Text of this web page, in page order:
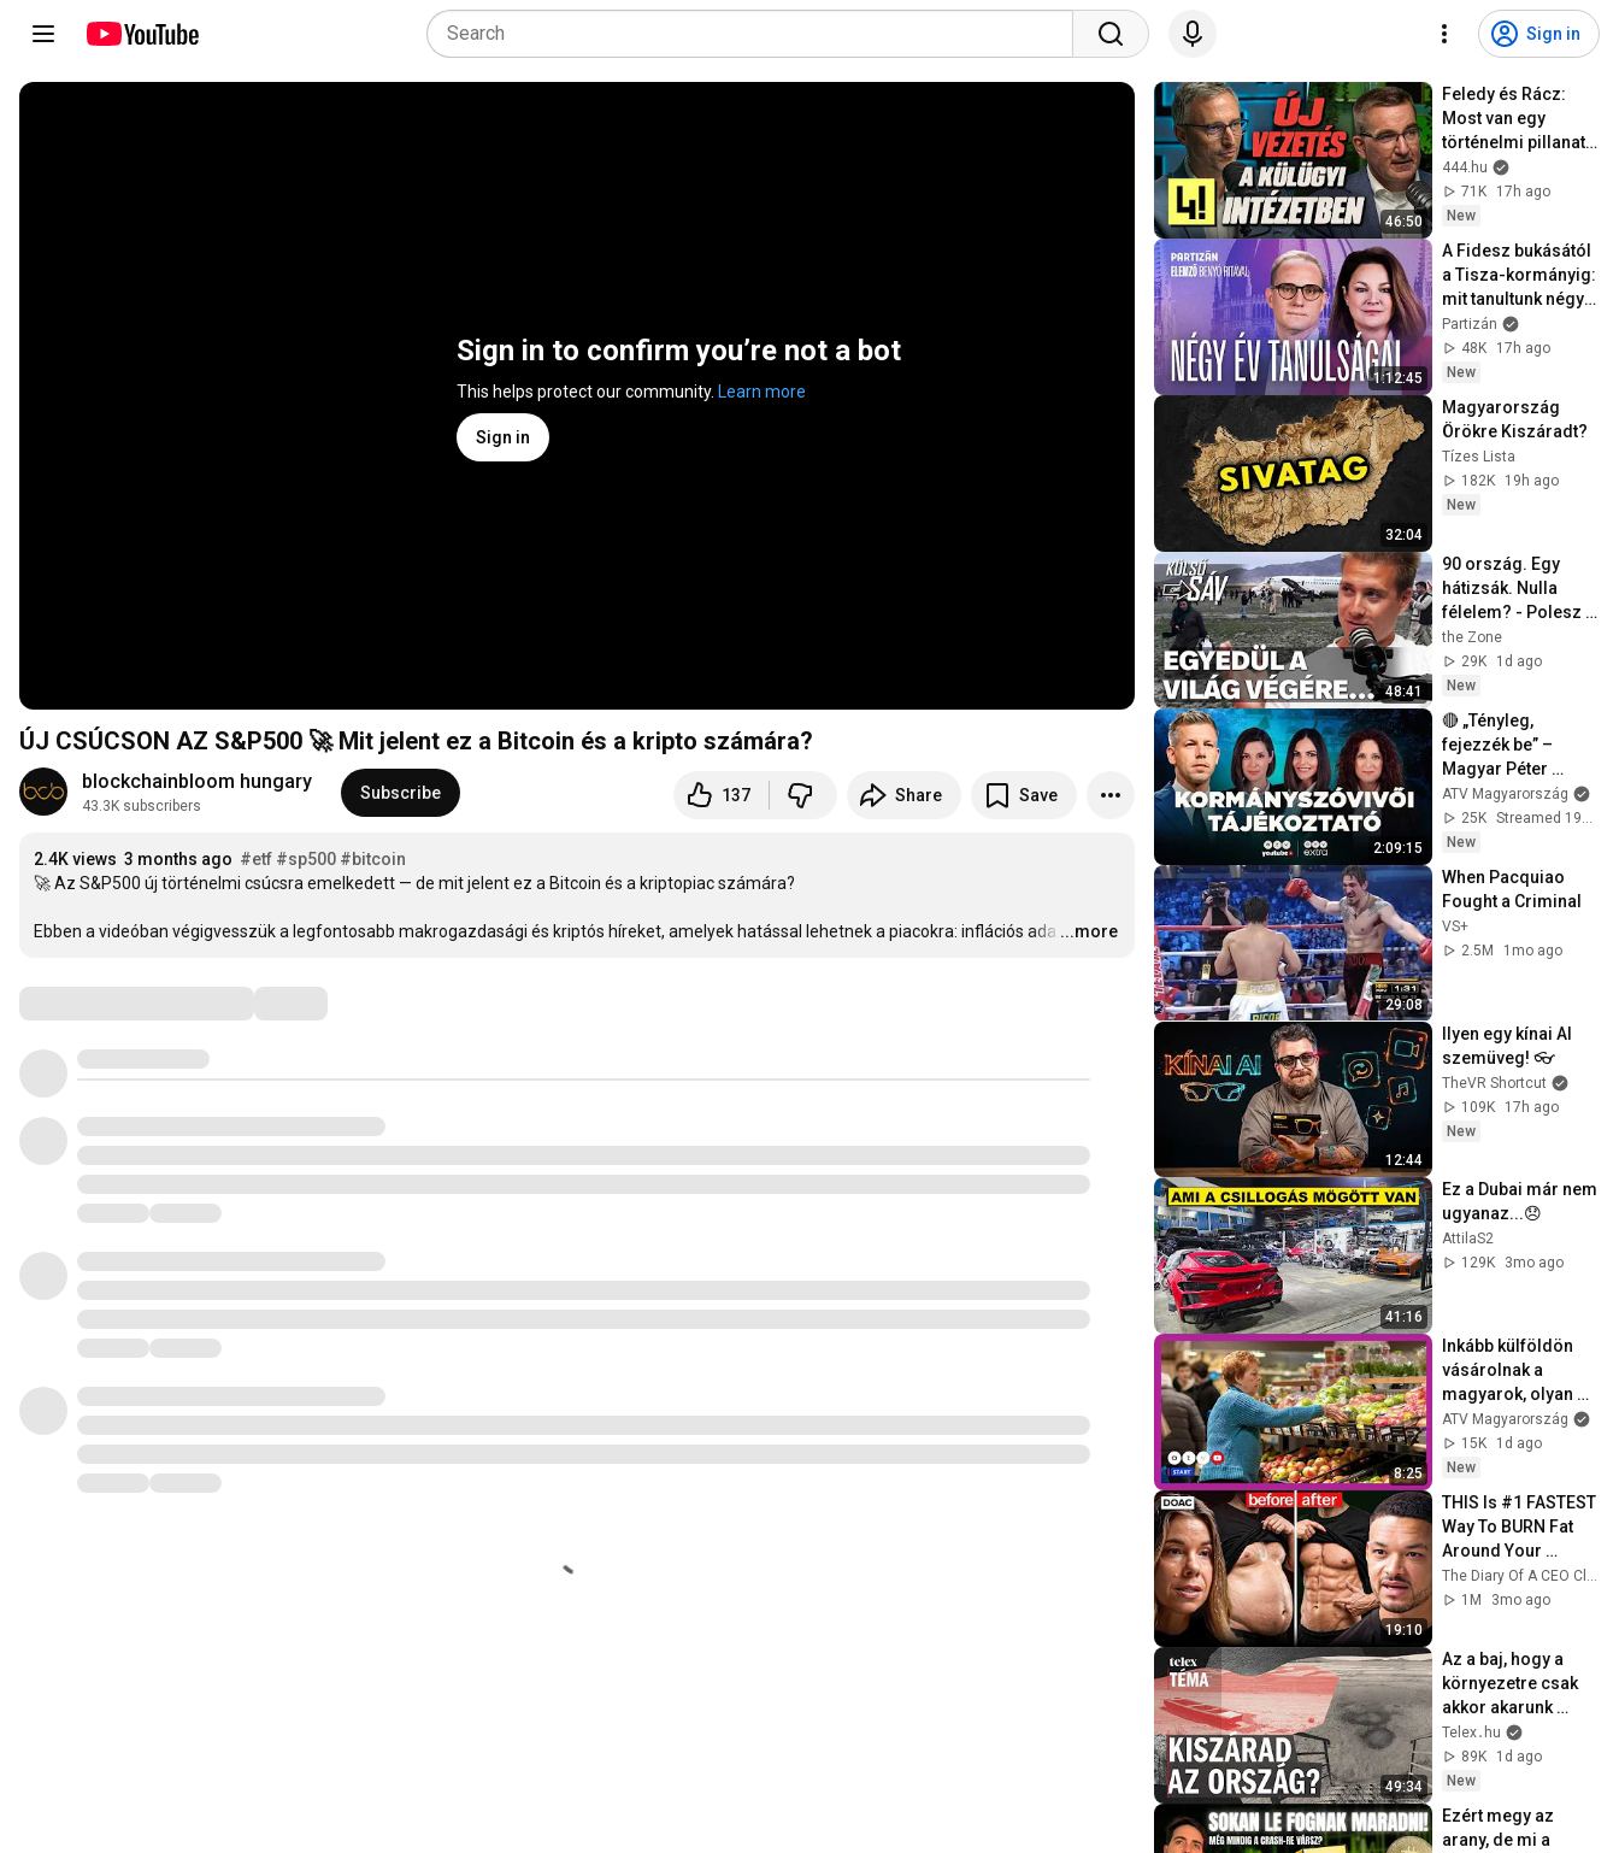
Sign in
Sign in to confirm you’re not a bot
This helps protect our community. Learn more
Sign in
ÚJ CSÚCSON AZ S&P500 🚀 Mit jelent ez a Bitcoin és a kripto számára?
blockchainbloom hungary
43.3K subscribers
Subscribe 137 Share Save
2.4K views 3 months ago #etf #sp500 #bitcoin
🚀 Az S&P500 új történelmi csúcsra emelkedett — de mit jelent ez a Bitcoin és a kriptopiac számára?
Ebben a videóban végigvesszük a legfontosabb makrogazdasági és kriptós híreket, amelyek hatással lehetnek a piacokra: inflációs ada …
...more
46:50
Feledy és Rácz:
Most van egy
történelmi pillanat,
amikor tudjuk
hasznosítani itt a
tudásunkat
444.hu
71K
17h ago
New
1:12:45
A Fidesz bukásától
a Tisza-kormányig:
mit tanultunk négy
év alatt? | Utolsó
Elemző
Partizán
48K
17h ago
New
32:04
Magyarország
Örökre Kiszáradt?
Tízes Lista
182K
19h ago
New
48:41
90 ország. Egy
hátizsák. Nulla
félelem? - Polesz
Ábel világutazó
the Zone
29K
1d ago
New
2:09:15
🔴 „Tényleg,
fejezzék be” –
Magyar Péter
keményen üzent,
szerinte Orbán a
háttérből irányít
ATV Magyarország
25K
New
29:08
When Pacquiao
Fought a Criminal
VS+
2.5M
1mo ago
12:44
Ilyen egy kínai AI
szemüveg! 👓
TheVR Shortcut
109K
17h ago
New
41:16
Ez a Dubai már nem
ugyanaz...😞
AttilaS2
129K
3mo ago
8:25
Inkább külföldön
vásárolnak a
magyarok, olyan
drága itthon az
élelmiszer
ATV Magyarország
15K
1d ago
New
19:10
THIS Is #1 FASTEST
Way To BURN Fat
Around Your
Organs
The Diary Of A CEO Clips
1M
3mo ago
49:34
Az a baj, hogy a
környezetre csak
akkor akarunk
költeni, ha beüt a
káosz, pedig nem
kéne sokat
Telex․hu
89K
1d ago
New
Ezért megy az
arany, de mi a